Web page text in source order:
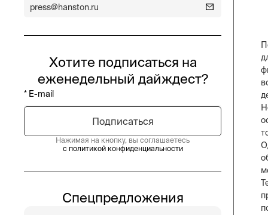
press@hanston.ru
Хотите подписаться на
еженедельный дайждест?
Нажимая на кнопку, вы соглашаетесь
с политикой конфиденциальности
Спецпредложения